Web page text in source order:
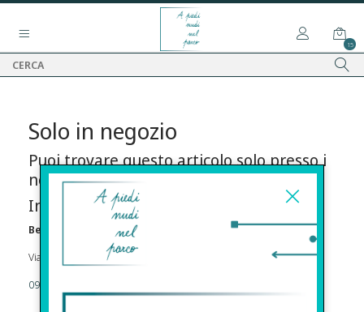
15
Solo in negozio
Puoi trovare questo articolo solo presso i
nostri punti vendita:
Info contatti
Before s.r.l.s.
Via Della Maestranza , 23 96100 Siracusa
09311962373